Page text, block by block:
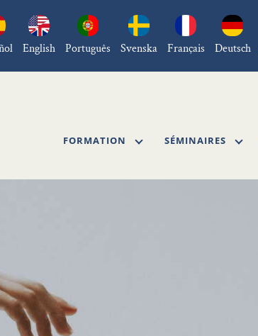
English Português Svenska Français Deutsch
FORMATION SÉMINAIRES